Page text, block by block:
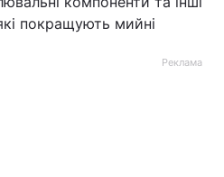
покращують мийні
Реклама